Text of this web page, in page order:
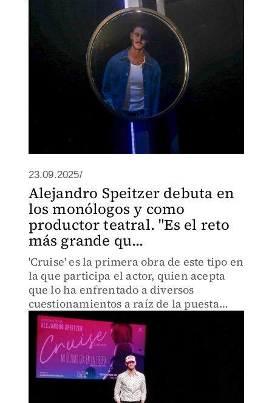
23.09.2025/
Alejandro Speitzer debuta en
los monólogos y como
productor teatral. "Es el reto
más grande qu...
'Cruise' es la primera obra de este tipo en
la que participa el actor, quien acepta
que lo ha enfrentado a diversos
cuestionamientos a raíz de la puesta
LGBT+